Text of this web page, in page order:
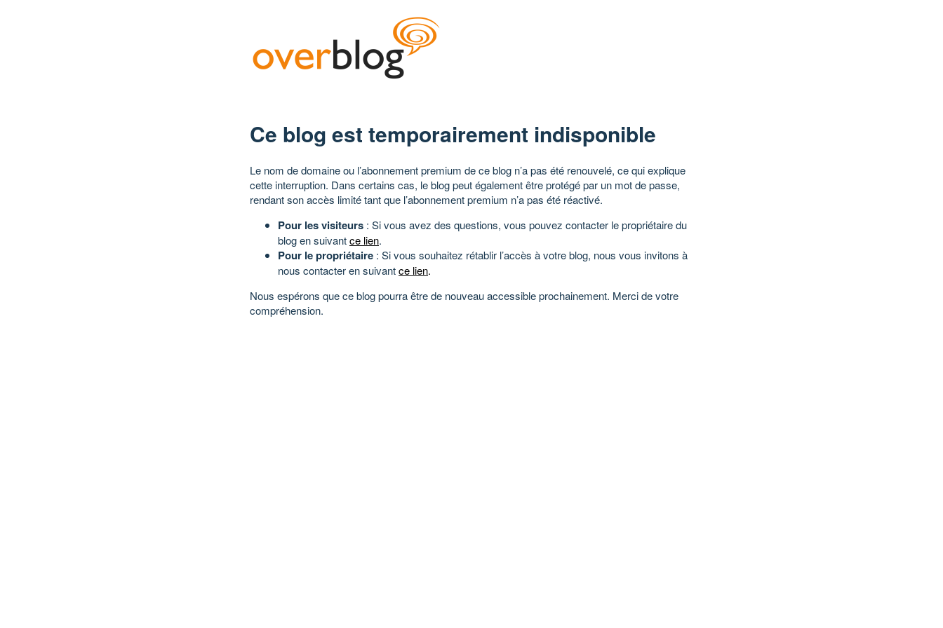
Ce blog est temporairement indisponible
Le nom de domaine ou l’abonnement premium de ce blog n’a pas été renouvelé, ce qui explique
cette interruption. Dans certains cas, le blog peut également être protégé par un mot de passe,
rendant son accès limité tant que l’abonnement premium n’a pas été réactivé.
Pour les visiteurs : Si vous avez des questions, vous pouvez contacter le propriétaire du
blog en suivantce lien.
Pour le propriétaire : Si vous souhaitez rétablir l’accès à votre blog, nous vous invitons à
nous contacter en suivantce lien.
Nous espérons que ce blog pourra être de nouveau accessible prochainement. Merci de votre
compréhension.